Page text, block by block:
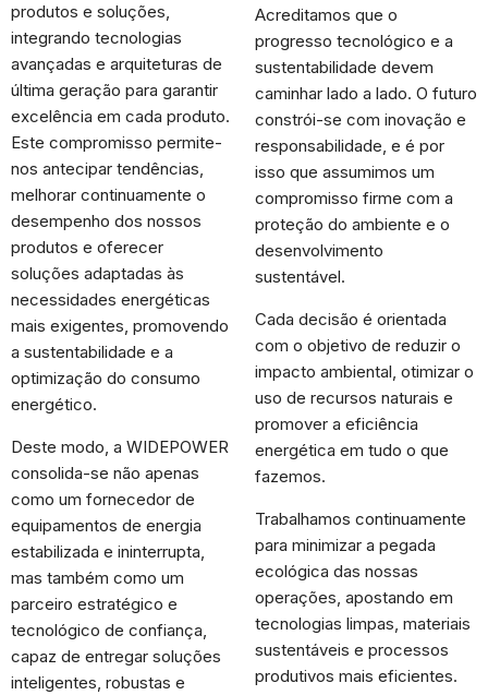
produtos e soluções,
integrando tecnologias
avançadas e arquiteturas de
última geração para garantir
excelência em cada produto.
Este compromisso permite-
nos antecipar tendências,
melhorar continuamente o
desempenho dos nossos
produtos e oferecer
soluções adaptadas às
necessidades energéticas
mais exigentes, promovendo
a sustentabilidade e a
optimização do consumo
energético.
Deste modo, a WIDEPOWER
consolida-se não apenas
como um fornecedor de
equipamentos de energia
estabilizada e ininterrupta,
mas também como um
parceiro estratégico e
tecnológico de confiança,
capaz de entregar soluções
inteligentes, robustas e
Acreditamos que o
progresso tecnológico e a
sustentabilidade devem
caminhar lado a lado. O futuro
constrói-se com inovação e
responsabilidade, e é por
isso que assumimos um
compromisso firme com a
proteção do ambiente e o
desenvolvimento
sustentável.
Cada decisão é orientada
com o objetivo de reduzir o
impacto ambiental, otimizar o
uso de recursos naturais e
promover a eficiência
energética em tudo o que
fazemos.
Trabalhamos continuamente
para minimizar a pegada
ecológica das nossas
operações, apostando em
tecnologias limpas, materiais
sustentáveis e processos
produtivos mais eficientes.